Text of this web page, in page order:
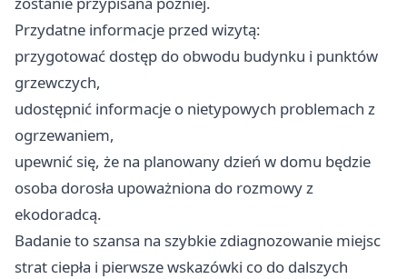
Przydatne informacje przed wizytą:
przygotować dostęp do obwodu budynku i punktów
grzewczych,
udostępnić informacje o nietypowych problemach z
ogrzewaniem,
upewnić się, że na planowany dzień w domu będzie
osoba dorosła upoważniona do rozmowy z
ekodoradcą.
Badanie to szansa na szybkie zdiagnozowanie miejsc
strat ciepła i pierwsze wskazówki co do dalszych